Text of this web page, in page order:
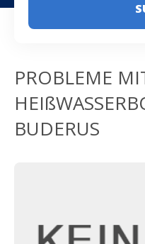
PROBLEME
BUDERUS